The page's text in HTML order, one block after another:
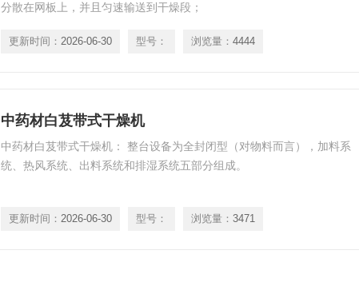
分散在网板上，并且匀速输送到干燥段；
更新时间： 2026-06-30 型号： 浏览量： 4444
中药材白芨带式干燥机
中药材白芨带式干燥机： 整台设备为全封闭型（对物料而言），加料系
统、热风系统、出料系统和排湿系统五部分组成。
更新时间： 2026-06-30 型号： 浏览量： 3471